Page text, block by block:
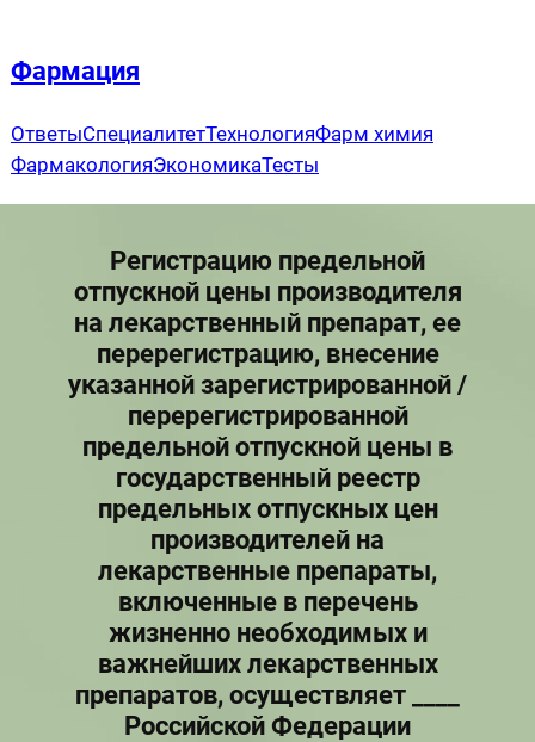
содержимому
Фармация
ОтветыСпециалитетТехнологияФарм химия
ФармакологияЭкономикаТесты
Регистрацию предельной
отпускной цены производителя
на лекарственный препарат, ее
перерегистрацию, внесение
указанной зарегистрированной /
перерегистрированной
предельной отпускной цены в
государственный реестр
предельных отпускных цен
производителей на
лекарственные препараты,
включенные в перечень
жизненно необходимых и
важнейших лекарственных
препаратов, осуществляет ____
Российской Федерации